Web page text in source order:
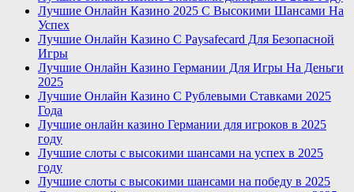
Лучшие Онлайн Казино 2025 С Высокими Шансами На
Успех
Лучшие Онлайн Казино С Paysafecard Для Безопасной
Игры
Лучшие Онлайн Казино Германии Для Игры На Деньги
2025
Лучшие Онлайн Казино С Рублевыми Ставками 2025
Года
Лучшие онлайн казино Германии для игроков в 2025
году
Лучшие слоты с высокими шансами на успех в 2025
году
Лучшие слоты с высокими шансами на победу в 2025